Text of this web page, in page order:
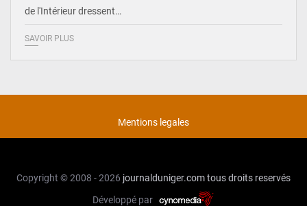
de l'Intérieur dressent…
SAVOIR PLUS
Mentions legales
Copyright © 2008 - 2026 journalduniger.comtous droits reservés
Développé par